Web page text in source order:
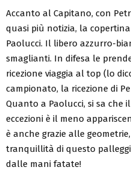
Accanto al Capitano, con
quasi più notizia, la
Paolucci. Il libero azzurro-
smaglianti. In difesa le
ricezione viaggia al top (lo
campionato, la ricezione di
Quanto a Paolucci, si sa che
eccezioni è il meno
è anche grazie alle
tranquillità di questo
dalle mani fatate!